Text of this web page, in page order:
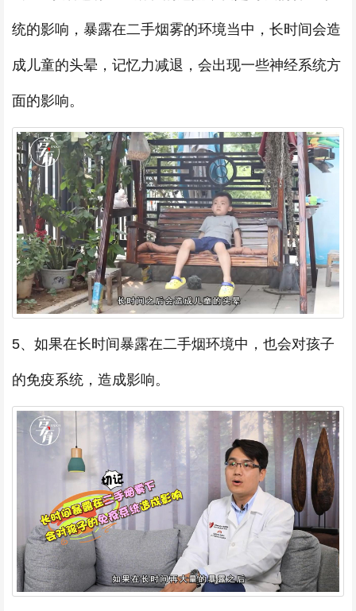
统的影响，暴露在二手烟雾的环境当中，长时间会造
成儿童的头晕，记忆力减退，会出现一些神经系统方
面的影响。
5、如果在长时间暴露在二手烟环境中，也会对孩子
的免疫系统，造成影响。